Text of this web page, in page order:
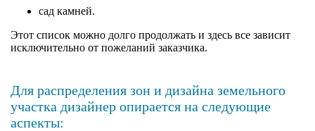
сад камней.
Этот список можно долго продолжать и здесь все зависит
исключительно от пожеланий заказчика.
Для распределения зон и дизайна земельного
участка дизайнер опирается на следующие
аспекты: